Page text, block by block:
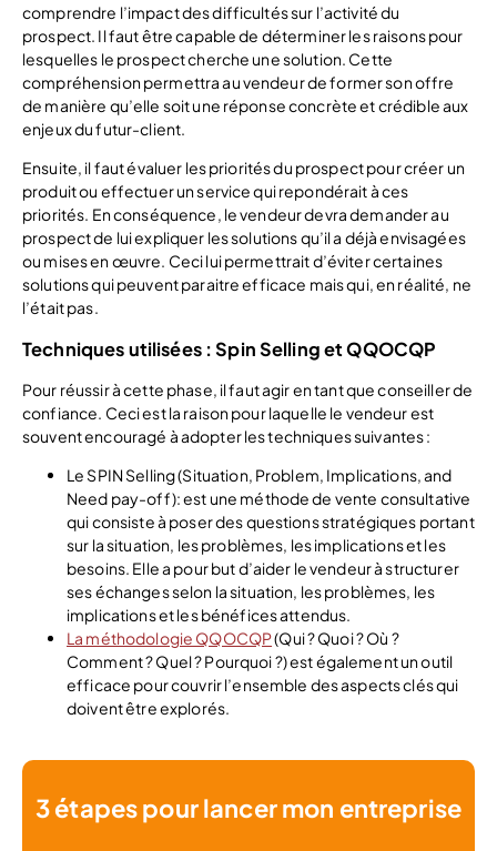
comprendre l’impact des difficultés sur l’activité du
prospect. Il faut être capable de déterminer les raisons pour
lesquelles le prospect cherche une solution. Cette
compréhension permettra au vendeur de former son offre
de manière qu’elle soit une réponse concrète et crédible aux
enjeux du futur-client.
Ensuite, il faut évaluer les priorités du prospect pour créer un
produit ou effectuer un service qui repondérait à ces
priorités. En conséquence, le vendeur devra demander au
prospect de lui expliquer les solutions qu’il a déjà envisagées
ou mises en œuvre. Ceci lui permettrait d’éviter certaines
solutions qui peuvent paraitre efficace mais qui, en réalité, ne
l’était pas.
Techniques utilisées : Spin Selling et QQOCQP
Pour réussir à cette phase, il faut agir en tant que conseiller de
confiance. Ceci est la raison pour laquelle le vendeur est
souvent encouragé à adopter les techniques suivantes :
Le SPIN Selling (Situation, Problem, Implications, and
Need pay-off): est une méthode de vente consultative
qui consiste à poser des questions stratégiques portant
sur la situation, les problèmes, les implications et les
besoins. Elle a pour but d’aider le vendeur à structurer
ses échanges selon la situation, les problèmes, les
implications et les bénéfices attendus.
La méthodologie QQOCQP(Qui ? Quoi ? Où ?
Comment ? Quel ? Pourquoi ?) est également un outil
efficace pour couvrir l’ensemble des aspects clés qui
doivent être explorés.
3 étapes pour lancer mon entreprise